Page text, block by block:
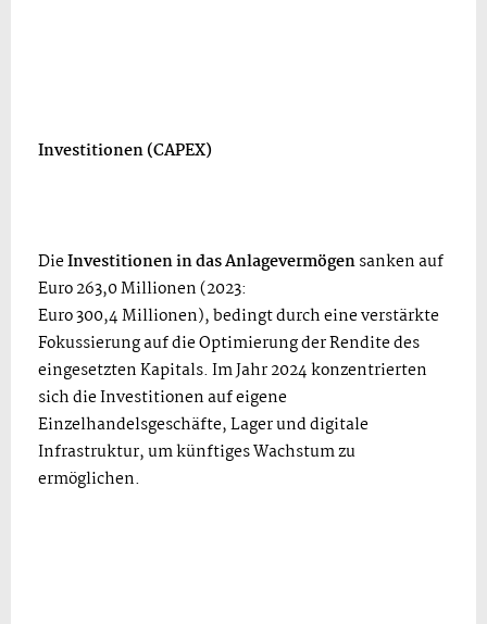
Investitionen (CAPEX)
DieInvestitionen in das Anlagevermögensanken auf
Euro 263,0 Millionen (2023:
Euro 300,4 Millionen), bedingt durch eine verstärkte
Fokussierung auf die Optimierung der Rendite des
eingesetzten Kapitals. Im Jahr 2024 konzentrierten
sich die Investitionen auf eigene
Einzelhandelsgeschäfte, Lager und digitale
Infrastruktur, um künftiges Wachstum zu
ermöglichen.